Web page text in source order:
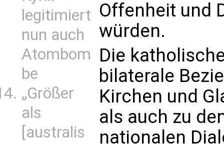
legitimiert
nun auch
Atombom
be
„Größer
als
[australis
Offenheit und
würden.
Die
bilaterale
Kirchen und
als auch zu
nationalen